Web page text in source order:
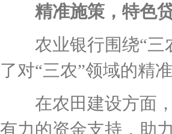
精准施策，特色贷
农业银行围绕“三农
了对“三农”领域的精准
在农田建设方面，“
有力的资金支持，助